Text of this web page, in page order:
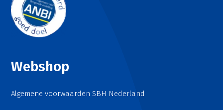
Webshop
Algemene voorwaarden SBH Nederland